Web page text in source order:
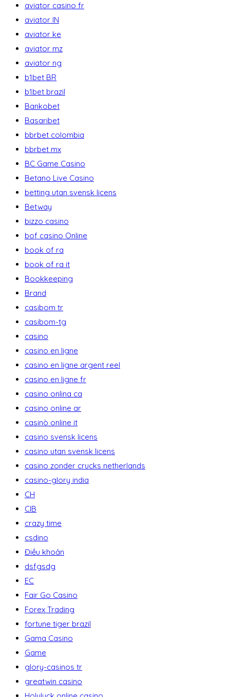
aviator casino fr
aviator IN
aviator ke
aviator mz
aviator ng
b1bet BR
b1bet brazil
Bankobet
Basaribet
bbrbet colombia
bbrbet mx
BC Game Casino
Betano Live Casino
betting utan svensk licens
Betway
bizzo casino
bof casino Online
book of ra
book of ra it
Bookkeeping
Brand
casibom tr
casibom-tg
casino
casino en ligne
casino en ligne argent reel
casino en ligne fr
casino onlina ca
casino online ar
casinò online it
casino svensk licens
casino utan svensk licens
casino zonder crucks netherlands
casino-glory india
CH
CIB
crazy time
csdino
Điều khoản
dsfgsdg
EC
Fair Go Casino
Forex Trading
fortune tiger brazil
Gama Casino
Game
glory-casinos tr
greatwin casino